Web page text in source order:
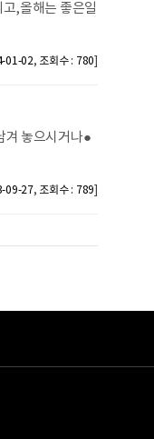
,올해는 좋은일
01-02, 조회수 : 780
겨 놓으시거나●
09-27, 조회수 : 789